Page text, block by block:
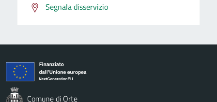
Segnala disservizio
Comune di Orte